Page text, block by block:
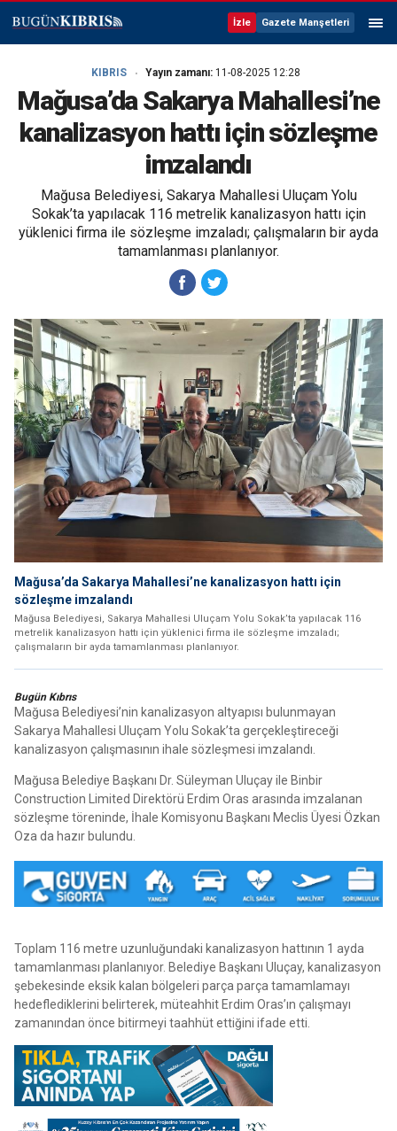
İzle Gazete Manşetleri
KIBRIS Yayın zamanı: 11-08-2025 12:28
Mağusa’da Sakarya Mahallesi’ne
kanalizasyon hattı için sözleşme
imzalandı
Mağusa Belediyesi, Sakarya Mahallesi Uluçam Yolu
Sokak’ta yapılacak 116 metrelik kanalizasyon hattı için
yüklenici firma ile sözleşme imzaladı; çalışmaların bir ayda
tamamlanması planlanıyor.
Mağusa’da Sakarya Mahallesi’ne kanalizasyon hattı için
sözleşme imzalandı
Mağusa Belediyesi, Sakarya Mahallesi Uluçam Yolu Sokak’ta yapılacak 116
metrelik kanalizasyon hattı için yüklenici firma ile sözleşme imzaladı;
çalışmaların bir ayda tamamlanması planlanıyor.
Bugün Kıbrıs
Mağusa Belediyesi’nin kanalizasyon altyapısı bulunmayan
Sakarya Mahallesi Uluçam Yolu Sokak’ta gerçekleştireceği
kanalizasyon çalışmasının ihale sözleşmesi imzalandı.
Mağusa Belediye Başkanı Dr. Süleyman Uluçay ile Binbir
Construction Limited Direktörü Erdim Oras arasında imzalanan
sözleşme töreninde, İhale Komisyonu Başkanı Meclis Üyesi Özkan
Oza da hazır bulundu.
Toplam 116 metre uzunluğundaki kanalizasyon hattının 1 ayda
tamamlanması planlanıyor. Belediye Başkanı Uluçay, kanalizasyon
şebekesinde eksik kalan bölgeleri parça parça tamamlamayı
hedeflediklerini belirterek, müteahhit Erdim Oras’ın çalışmayı
zamanından önce bitirmeyi taahhüt ettiğini ifade etti.